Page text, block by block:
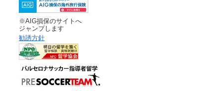
※AIG損保のサイトへ
ジャンプします
勧誘方針